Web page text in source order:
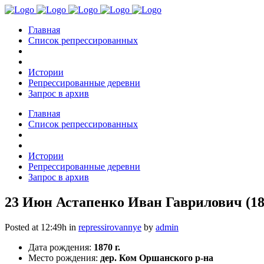
Главная
Список репрессированных
Истории
Репрессированные деревни
Запрос в архив
Главная
Список репрессированных
Истории
Репрессированные деревни
Запрос в архив
23 Июн Астапенко Иван Гаврилович
Posted at 12:49h in repressirovannye by admin
Дата рождения: 1870 г.
Место рождения: дер. Ком Оршанского р-на